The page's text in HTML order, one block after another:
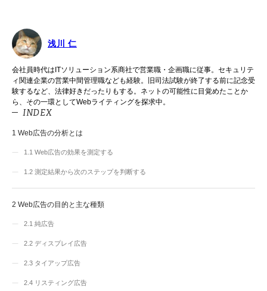
浅川 仁
会社員時代はITソリューション系商社で営業職・企画職に従事。セキュリテ
ィ関連企業の営業中間管理職なども経験。旧司法試験が終了する前に記念受
験するなど、法律好きだったりもする。ネットの可能性に目覚めたことか
ら、その一環としてWebライティングを探求中。
INDEX
1 Web広告の分析とは
1.1 Web広告の効果を測定する
1.2 測定結果から次のステップを判断する
2 Web広告の目的と主な種類
2.1 純広告
2.2 ディスプレイ広告
2.3 タイアップ広告
2.4 リスティング広告